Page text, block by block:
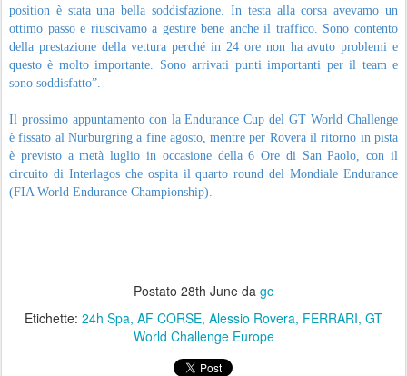
position è stata una bella soddisfazione. In testa alla corsa avevamo un
ottimo passo e riuscivamo a gestire bene anche il traffico. Sono contento
della prestazione della vettura perché in 24 ore non ha avuto problemi e
questo è molto importante. Sono arrivati punti importanti per il team e
sono soddisfatto”.
Il prossimo appuntamento con la Endurance Cup del GT World Challenge
è fissato al Nurburgring a fine agosto, mentre per Rovera il ritorno in pista
è previsto a metà luglio in occasione della 6 Ore di San Paolo, con il
circuito di Interlagos che ospita il quarto round del Mondiale Endurance
(FIA World Endurance Championship).
Postato 28th June da gc
Etichette: 24h Spa AF CORSE Alessio Rovera FERRARI GT
World Challenge Europe